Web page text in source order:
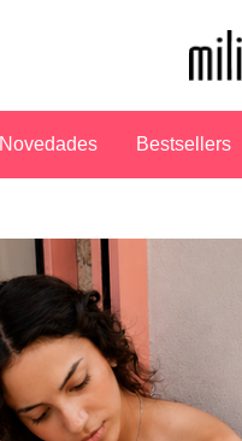
Novedades Bestsellers